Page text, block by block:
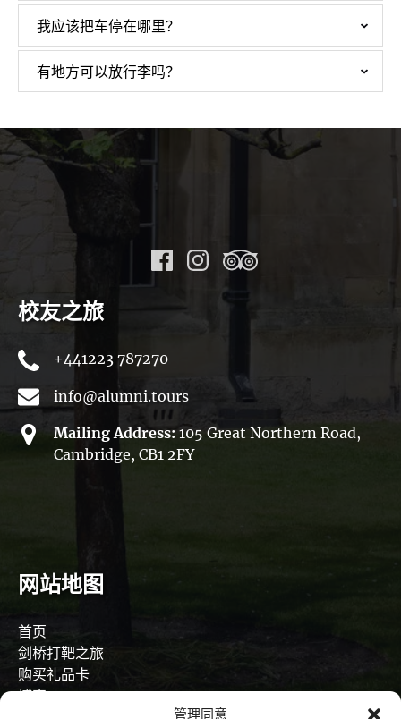
管理同意
我应该把车停在哪里？
有地方可以放行李吗？
校友之旅
+441223 787270
info@alumni.tours
Mailing Address: 105 Great Northern Road,
Cambridge, CB1 2FY
网站地图
首页
剑桥打靶之旅
购买礼品卡
博客